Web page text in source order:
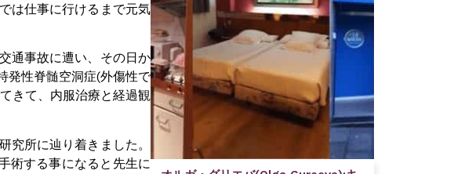
は仕事に行けるまで元気
通事故に遭い、その日か
発性脊髄空洞症(外傷性で
きて、内服治療と経過観
究所に辿り着きました。
術する事になると先生に